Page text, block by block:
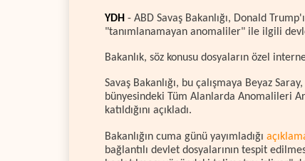
YDH - ABD Savaş Bakanlığı, Donald
"tanımlanamayan anomaliler" ile ilgili
Bakanlık, söz konusu dosyaların özel
Savaş Bakanlığı, bu çalışmaya Beyaz
bünyesindeki Tüm Alanlarda Anomalileri
katıldığını açıkladı.
Bakanlığın cuma günü yayımladığı
bağlantılı devlet dosyalarının tespit